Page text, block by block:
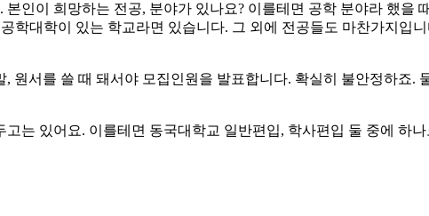
본인이 희망하는 전공, 분야가 있나요? 이를테면 공학 분야라 했을
학대학이 있는 학교라면 있습니다. 그 외에 전공들도 마찬가지입
원서를 쓸 때 돼서야 모집인원을 발표합니다. 확실히 불안정하죠.
는 있어요. 이를테면 동국대학교 일반편입, 학사편입 둘 중에 하